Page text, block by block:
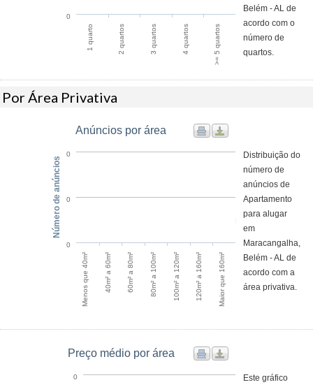
1 quarto 2 quartos 3 quartos 4 quartos >= 5 quartos
0
Belém - AL de
acordo com o
número de
quartos.
Por Área Privativa
Anúncios por área
Menos que 40m² 40m² a 60m² 60m² a 80m² 80m² a 100m² 100m² a 120m² 120m² a 160m² Maior que 160m²
0
0
0
Número de anúncios
Distribuição do
número de
anúncios de
Apartamento
para alugar
em
Maracangalha,
Belém - AL de
acordo com a
área privativa.
Preço médio por área
0
Este gráfico